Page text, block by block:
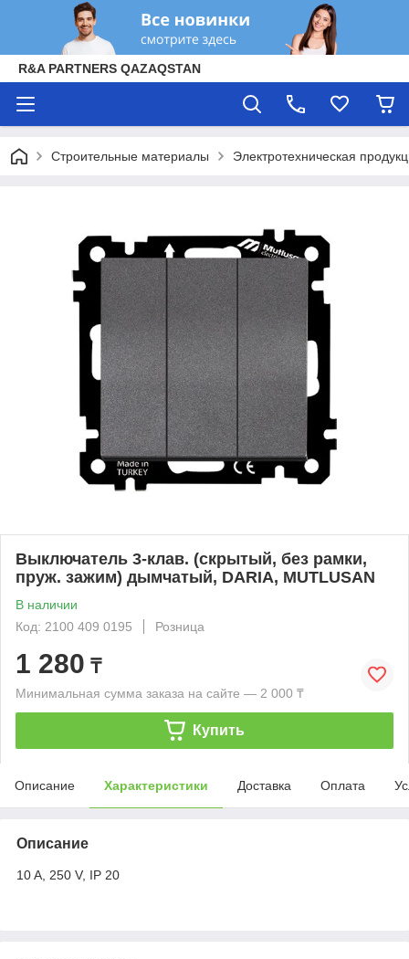
R&A PARTNERS QAZAQSTAN
Строительные материалы Электротехническая
Выключатель 3-клав. (скрытый, без рамки,
пруж. зажим) дымчатый, DARIA, MUTLUSAN
В наличии
Код: 2100 409 0195
Розница
1 280 ₸
Минимальная сумма заказа на сайте — 2 000 ₸
Купить
Описание Характеристики Доставка Оплата
Описание
10 A, 250 V, IP 20